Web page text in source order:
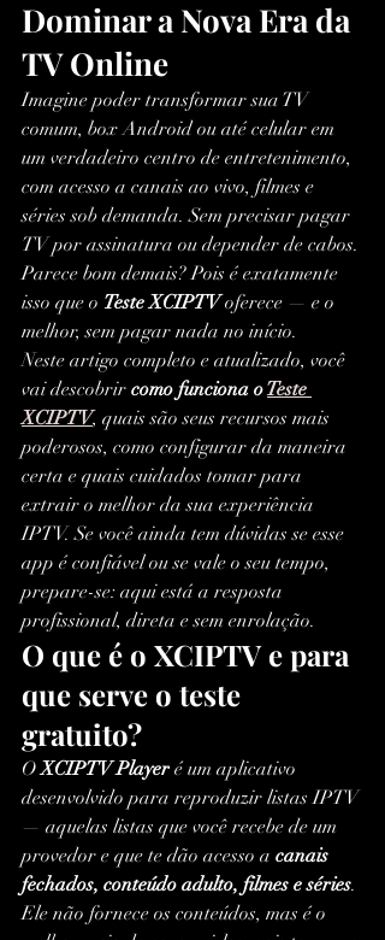
Dominar a Nova Era da
TV Online
Imagine poder transformar sua TV
comum, box Android ou até celular em
um verdadeiro centro de entretenimento,
com acesso a canais ao vivo, filmes e
séries sob demanda. Sem precisar pagar
TV por assinatura ou depender de cabos.
Parece bom demais? Pois é exatamente
isso que o Teste XCIPTV oferece — e o
melhor, sem pagar nada no início.
Neste artigo completo e atualizado, você
vai descobrir como funciona o Teste
XCIPTV, quais são seus recursos mais
poderosos, como configurar da maneira
certa e quais cuidados tomar para
extrair o melhor da sua experiência
IPTV. Se você ainda tem dúvidas se esse
app é confiável ou se vale o seu tempo,
prepare-se: aqui está a resposta
profissional, direta e sem enrolação.
O que é o XCIPTV e para
que serve o teste
gratuito?
O XCIPTV Player é um aplicativo
desenvolvido para reproduzir listas IPTV
— aquelas listas que você recebe de um
provedor e que te dão acesso a canais
fechados, conteúdo adulto, filmes e séries.
Ele não fornece os conteúdos, mas é o